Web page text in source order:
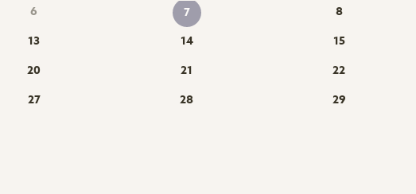
6 7
8
13 14
15
20 21
22
27 28
29